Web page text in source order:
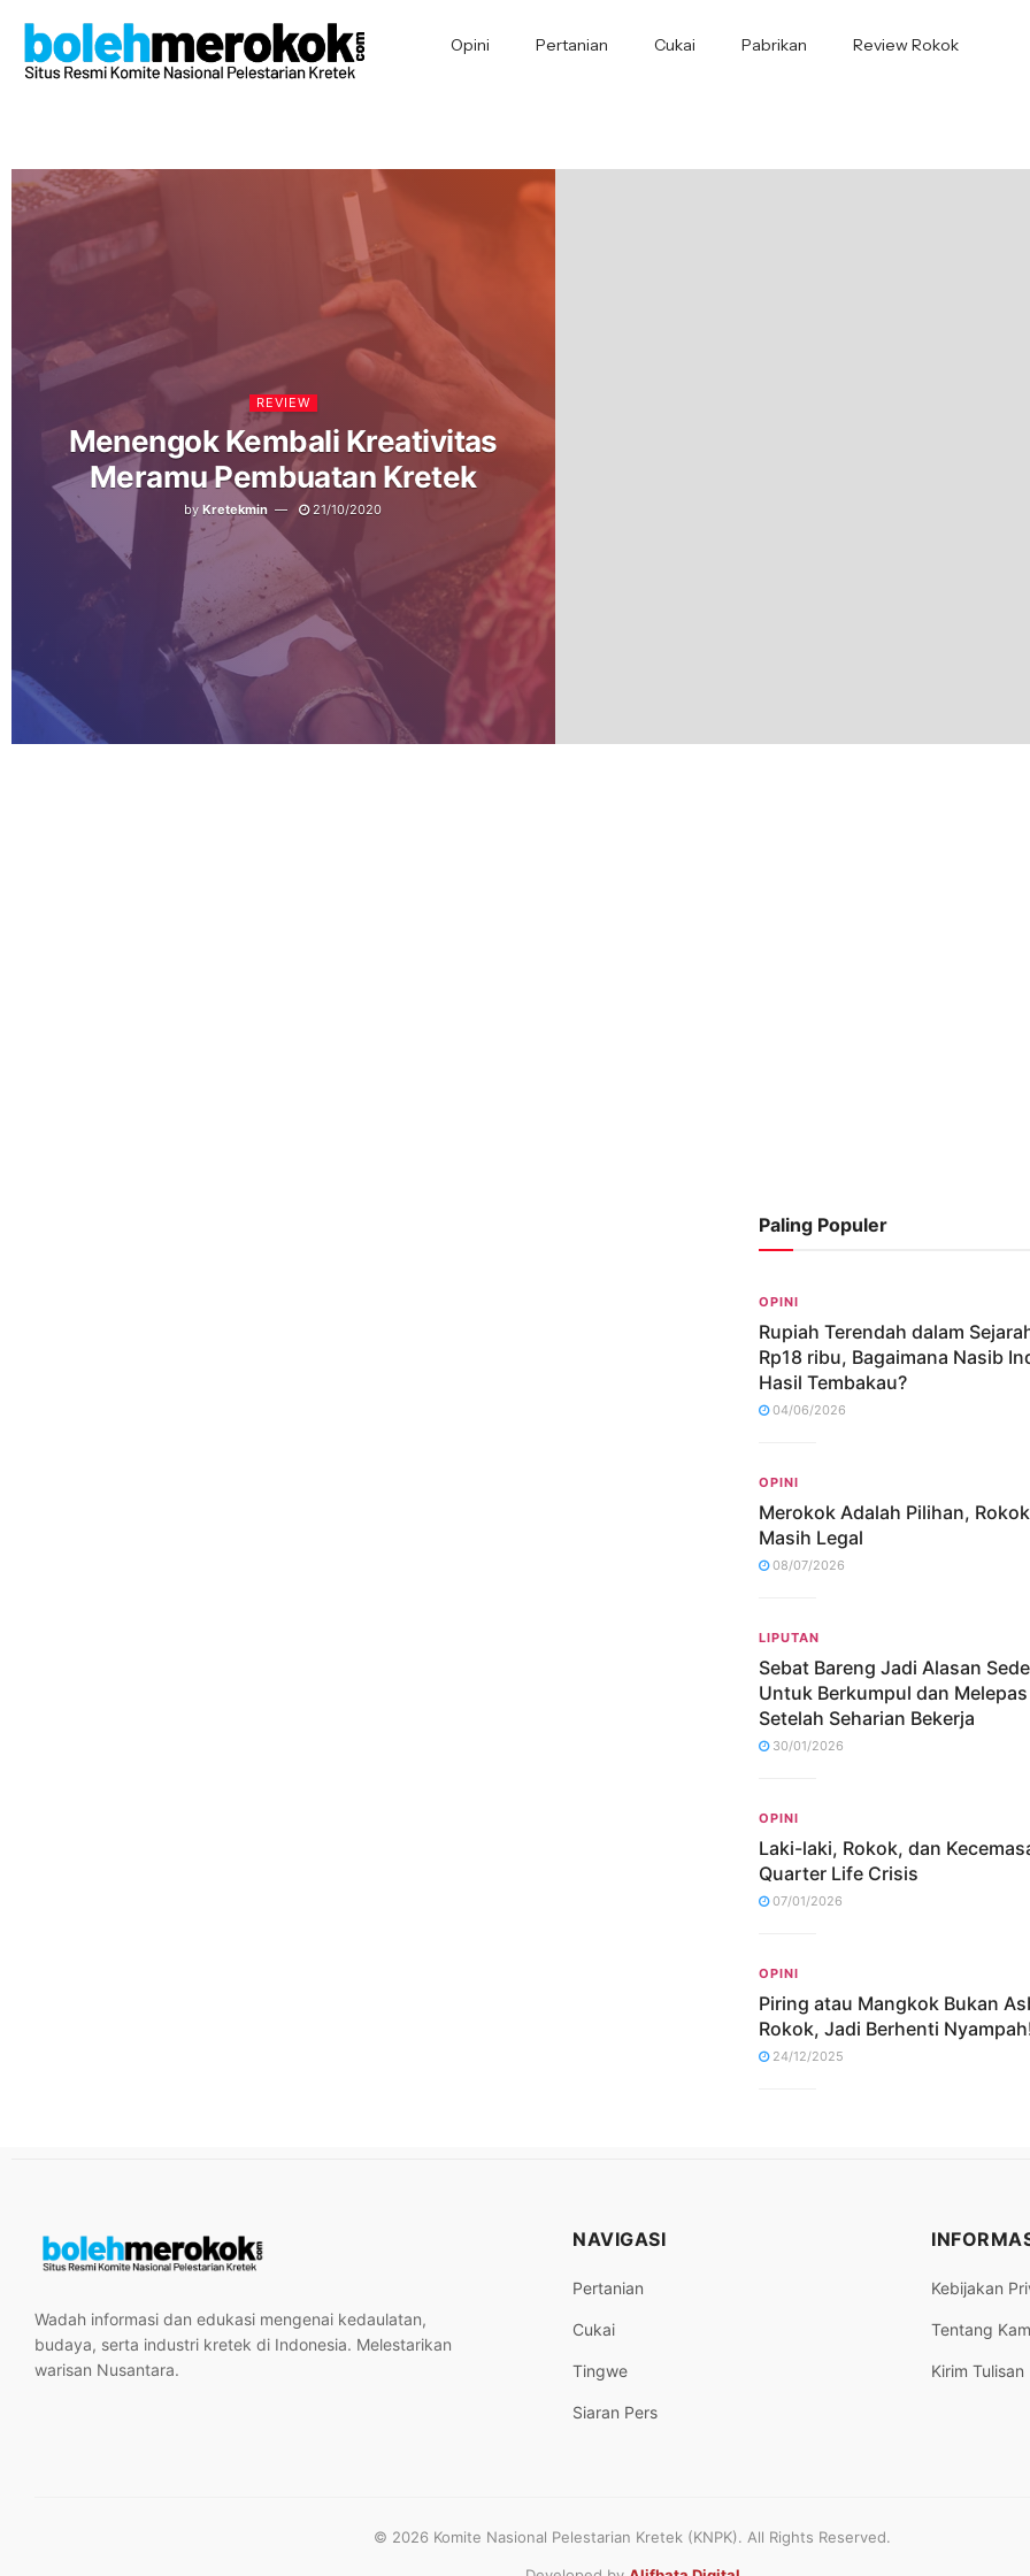
Opini Pertanian Cukai Pabrikan Review Rokok
REVIEW
Menengok Kembali Kreativitas
Meramu Pembuatan Kretek
by Kretekmin 21/10/2020
Paling Populer
OPINI
Rupiah Terendah dalam
Rp18 ribu, Bagaimana Nasib
Hasil Tembakau?
04/06/2026
OPINI
Merokok Adalah Pilihan, Rokok
Masih Legal
08/07/2026
LIPUTAN
Sebat Bareng Jadi Alasan
Untuk Berkumpul dan
Setelah Seharian Bekerja
30/01/2026
OPINI
Laki-laki, Rokok, dan
Quarter Life Crisis
07/01/2026
OPINI
Piring atau Mangkok Bukan
Rokok, Jadi Berhenti
24/12/2025
Wadah informasi dan edukasi mengenai kedaulatan,
budaya, serta industri kretek di Indonesia. Melestarikan
warisan Nusantara.
NAVIGASI
Pertanian
Cukai
Tingwe
Siaran Pers
Kebijakan
Tentang
Kirim Tulisan
© 2026 Komite Nasional Pelestarian Kretek (KNPK). All Rights Reserved.